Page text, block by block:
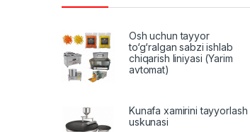
Osh uchun tayyor
to‘g‘ralgan sabzi ishlab
chiqarish liniyasi (Yarim
avtomat)
Kunafa xamirini tayyorlash
uskunasi